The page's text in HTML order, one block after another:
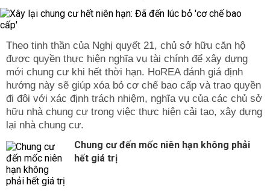
Theo tinh thần của Nghị quyết 21, chủ sở hữu căn hộ
được quyền thực hiện nghĩa vụ tài chính để xây dựng
mới chung cư khi hết thời hạn. HoREA đánh giá định
hướng này sẽ giúp xóa bỏ cơ chế bao cấp và trao quyền
đi đôi với xác định trách nhiệm, nghĩa vụ của các chủ sở
hữu nhà chung cư trong việc thực hiện cải tạo, xây dựng
lại nhà chung cư.
Chung cư đến mốc niên hạn không phải
hết giá trị